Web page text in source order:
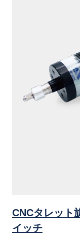
CNCタレット
イッチ